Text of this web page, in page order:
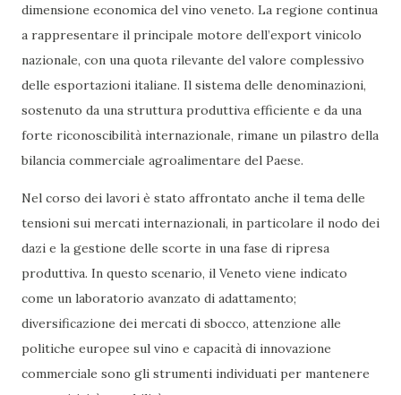
dimensione economica del vino veneto. La regione continua
a rappresentare il principale motore dell’export vinicolo
nazionale, con una quota rilevante del valore complessivo
delle esportazioni italiane. Il sistema delle denominazioni,
sostenuto da una struttura produttiva efficiente e da una
forte riconoscibilità internazionale, rimane un pilastro della
bilancia commerciale agroalimentare del Paese.
Nel corso dei lavori è stato affrontato anche il tema delle
tensioni sui mercati internazionali, in particolare il nodo dei
dazi e la gestione delle scorte in una fase di ripresa
produttiva. In questo scenario, il Veneto viene indicato
come un laboratorio avanzato di adattamento;
diversificazione dei mercati di sbocco, attenzione alle
politiche europee sul vino e capacità di innovazione
commerciale sono gli strumenti individuati per mantenere